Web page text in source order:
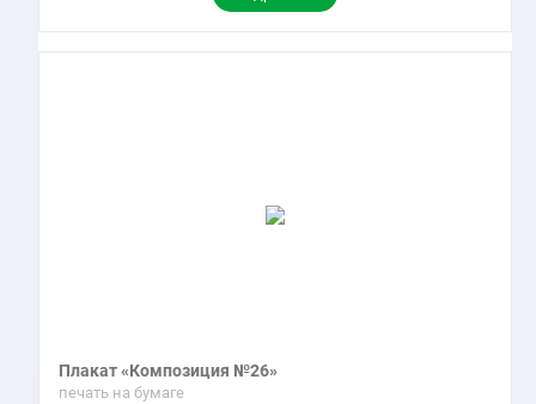
Плакат «Композиция №26»
печать на бумаге